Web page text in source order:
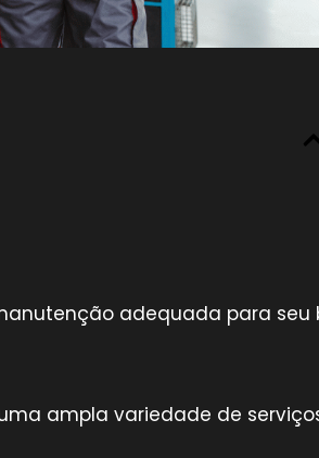
adequada para seu
ampla variedade de